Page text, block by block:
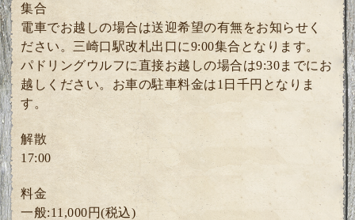
集合
電車でお越しの場合は送迎希望の有無をお知らせく
ださい。三崎口駅改札出口に9:00集合となります。
パドリングウルフに直接お越しの場合は9:30までにお
越しください。お車の駐車料金は1日千円となりま
す。
解散
17:00
料金
一般:11,000円(税込)